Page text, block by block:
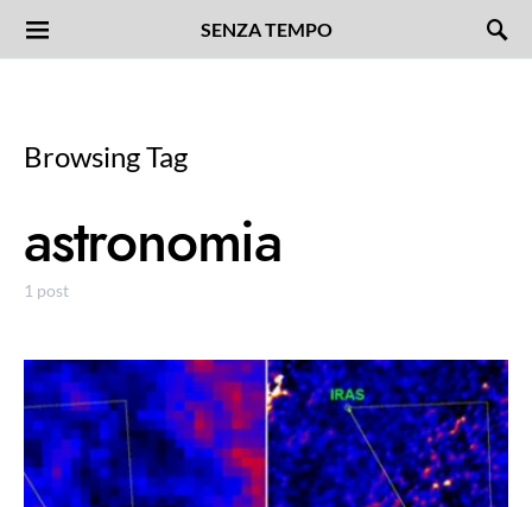
SENZA TEMPO
Browsing Tag
astronomia
1 post